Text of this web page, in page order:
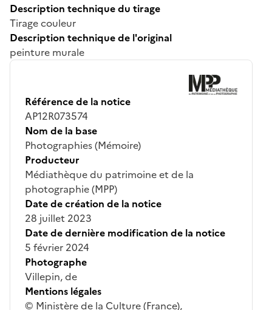
Description technique du tirage
Tirage couleur
Description technique de l'original
peinture murale
Référence de la notice
AP12R073574
Nom de la base
Photographies (Mémoire)
Producteur
Médiathèque du patrimoine et de la
photographie (MPP)
Date de création de la notice
28 juillet 2023
Date de dernière modification de la notice
5 février 2024
Photographe
Villepin, de
Mentions légales
© Ministère de la Culture (France),